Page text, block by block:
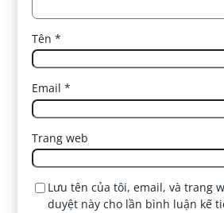
Tên*
Email*
Trang web
Lưu tên của tôi, email, và trang
duyệt này cho lần bình luận kế